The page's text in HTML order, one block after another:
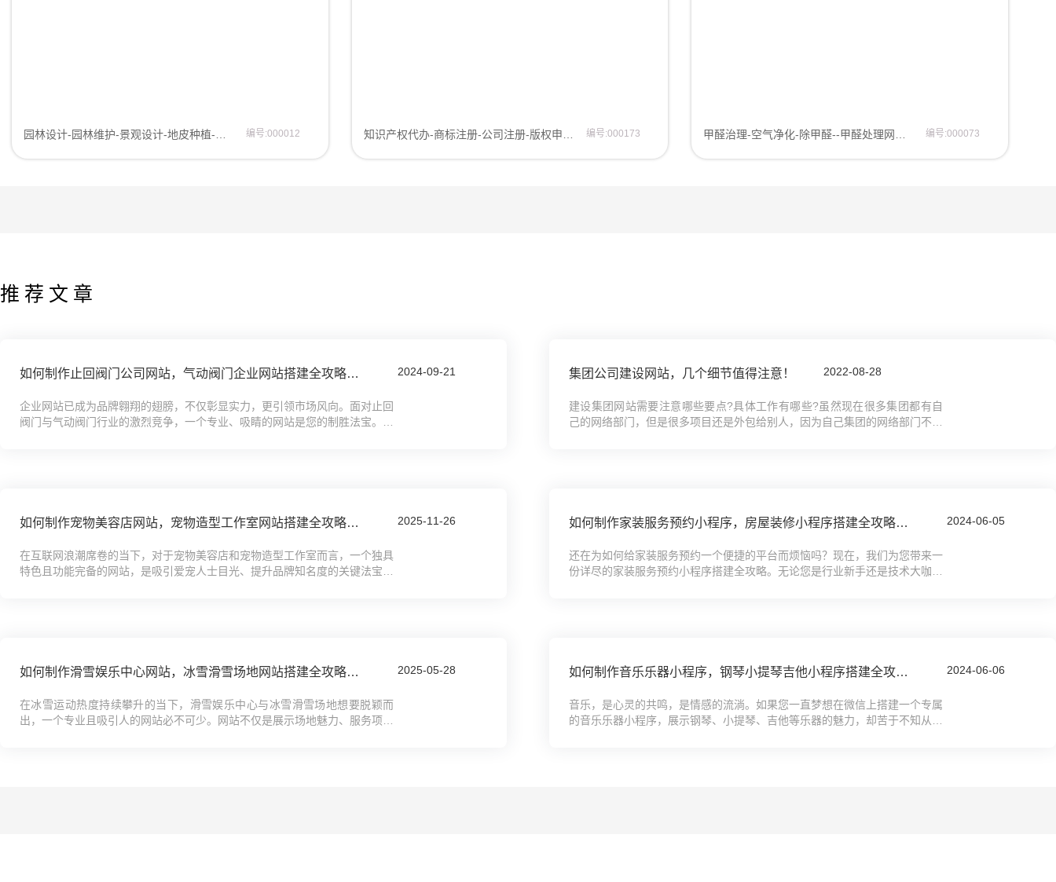
编号:000012 编号:000173 编号:000073
推荐文章
如何制作止回阀门公司网站，气动阀门企业网站搭建全攻略教程 2024-09-21
企业网站已成为品牌翱翔的翅膀，不仅彰显实力，更引领市场风向。面对止回
阀门与气动阀门行业的激烈竞争，一个专业、吸睛的网站是您的制胜法宝。本
集团公司建设网站，几个细节值得注意！ 2022-08-28
建设集团网站需要注意哪些要点?具体工作有哪些?虽然现在很多集团都有自
己的网络部门，但是很多项目还是外包给别人，因为自己集团的网络部门不像
如何制作宠物美容店网站，宠物造型工作室网站搭建全攻略教程 2025-11-26
在互联网浪潮席卷的当下，对于宠物美容店和宠物造型工作室而言，一个独具
特色且功能完备的网站，是吸引爱宠人士目光、提升品牌知名度的关键法宝。
如何制作家装服务预约小程序，房屋装修小程序搭建全攻略教程 2024-06-05
还在为如何给家装服务预约一个便捷的平台而烦恼吗？现在，我们为您带来一
份详尽的家装服务预约小程序搭建全攻略。无论您是行业新手还是技术大咖，
如何制作滑雪娱乐中心网站，冰雪滑雪场地网站搭建全攻略教程 2025-05-28
在冰雪运动热度持续攀升的当下，滑雪娱乐中心与冰雪滑雪场地想要脱颖而
出，一个专业且吸引人的网站必不可少。网站不仅是展示场地魅力、服务项目
如何制作音乐乐器小程序，钢琴小提琴吉他小程序搭建全攻略教程 2024-06-06
音乐，是心灵的共鸣，是情感的流淌。如果您一直梦想在微信上搭建一个专属
的音乐乐器小程序，展示钢琴、小提琴、吉他等乐器的魅力，却苦于不知从何